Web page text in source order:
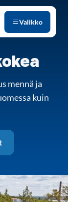
Valikko
mennä ja
kuin